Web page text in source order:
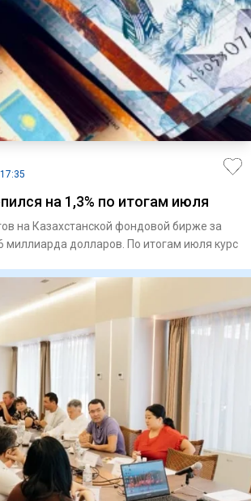
на 1,3% по итогам июля
на Казахстанской фондовой бирже за
миллиарда долларов. По итогам июля курс